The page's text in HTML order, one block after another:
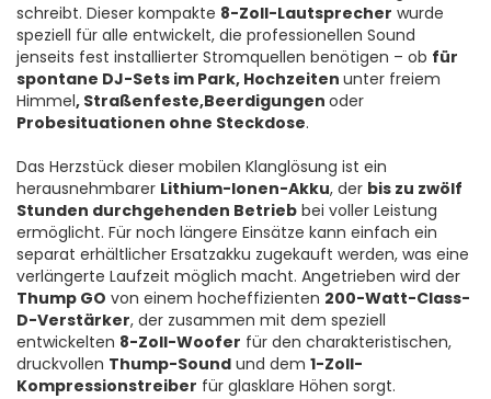
schreibt. Dieser kompakte 8-Zoll-Lautsprecher wurde
speziell für alle entwickelt, die professionellen Sound
jenseits fest installierter Stromquellen benötigen – ob für
spontane DJ-Sets im Park, Hochzeiten unter freiem
Himmel, Straßenfeste,Beerdigungen oder
Probesituationen ohne Steckdose.
Das Herzstück dieser mobilen Klanglösung ist ein
herausnehmbarer Lithium-Ionen-Akku, der bis zu zwölf
Stunden durchgehenden Betrieb bei voller Leistung
ermöglicht. Für noch längere Einsätze kann einfach ein
separat erhältlicher Ersatzakku zugekauft werden, was eine
verlängerte Laufzeit möglich macht. Angetrieben wird der
Thump GO von einem hocheffizienten 200-Watt-Class-
D-Verstärker, der zusammen mit dem speziell
entwickelten 8-Zoll-Woofer für den charakteristischen,
druckvollen Thump-Sound und dem 1-Zoll-
Kompressionstreiber für glasklare Höhen sorgt.